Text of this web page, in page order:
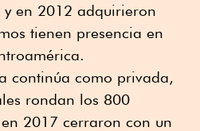
y en 2012 adquirieron
tienen presencia en
continúa como privada,
rondan los 800
2017 cerraron con un